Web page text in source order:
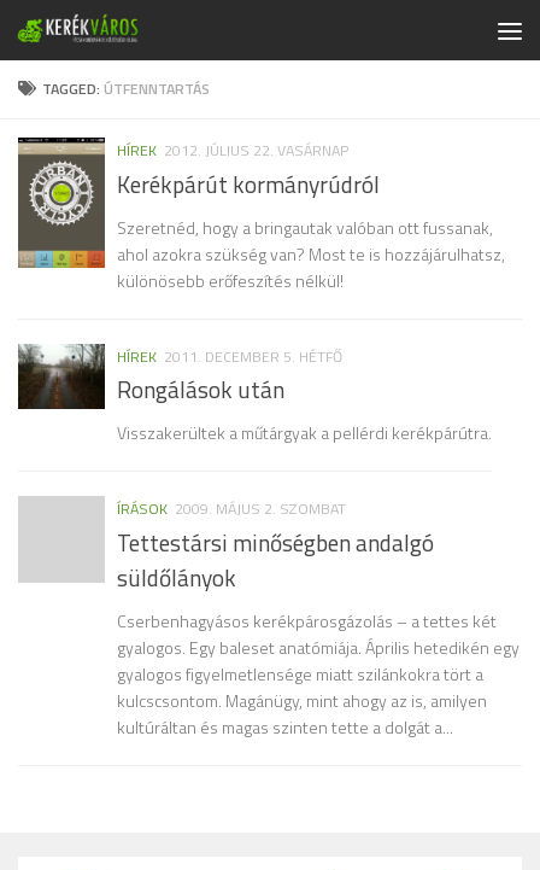
Skip to content
TAGGED: ÚTFENNTARTÁS
HÍREK 2012. JÚLIUS 22. VASÁRNAP
Kerékpárút kormányrúdról
Szeretnéd, hogy a bringautak valóban ott fussanak,
ahol azokra szükség van? Most te is hozzájárulhatsz,
különösebb erőfeszítés nélkül!
HÍREK 2011. DECEMBER 5. HÉTFŐ
Rongálások után
Visszakerültek a műtárgyak a pellérdi kerékpárútra.
ÍRÁSOK 2009. MÁJUS 2. SZOMBAT
Tettestársi minőségben andalgó
süldőlányok
Cserbenhagyásos kerékpárosgázolás – a tettes két
gyalogos. Egy baleset anatómiája. Április hetedikén egy
gyalogos figyelmetlensége miatt szilánkokra tört a
kulcscsontom. Magánügy, mint ahogy az is, amilyen
kultúráltan és magas szinten tette a dolgát a...